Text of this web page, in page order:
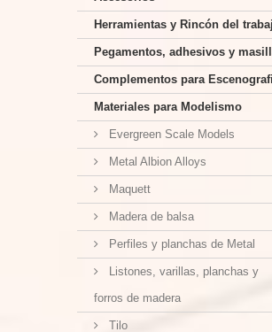
Herramientas y Rincón del
Pegamentos, adhesivos y
Complementos para
Materiales para Modelismo
Evergreen Scale Models
Metal Albion Alloys
Maquett
Madera de balsa
Perfiles y planchas de Metal
Listones, varillas, planchas y
forros de madera
Tilo